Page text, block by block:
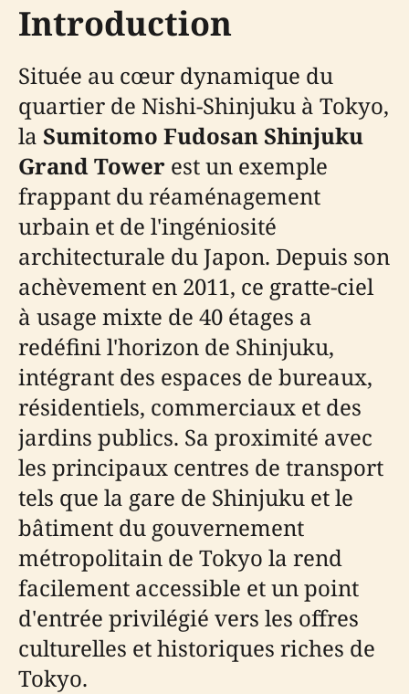
Introduction
Située au cœur dynamique du
quartier de Nishi-Shinjuku à Tokyo,
la Sumitomo Fudosan Shinjuku
Grand Tower est un exemple
frappant du réaménagement
urbain et de l'ingéniosité
architecturale du Japon. Depuis son
achèvement en 2011, ce gratte-ciel
à usage mixte de 40 étages a
redéfini l'horizon de Shinjuku,
intégrant des espaces de bureaux,
résidentiels, commerciaux et des
jardins publics. Sa proximité avec
les principaux centres de transport
tels que la gare de Shinjuku et le
bâtiment du gouvernement
métropolitain de Tokyo la rend
facilement accessible et un point
d'entrée privilégié vers les offres
culturelles et historiques riches de
Tokyo.